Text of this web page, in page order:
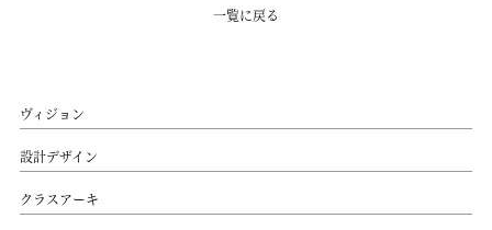
一覧に戻る
ヴィジョン
設計デザイン
クラスアーキ